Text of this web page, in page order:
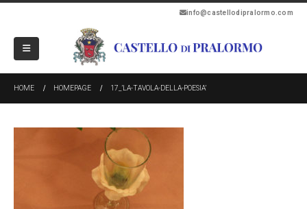
info@castellodipralormo.com
HOME HOMEPAGE 17_’LA-TAVOLA-DELLA-POESIA’